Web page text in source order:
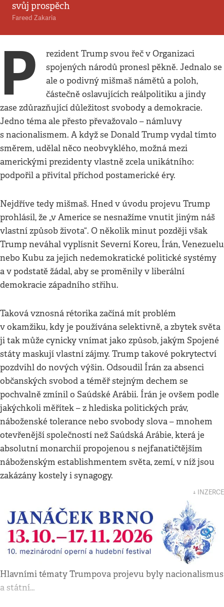
svůj prospěch
Fareed Zakaria
P
rezident Trump svou řeč v Organizaci
spojených národů pronesl pěkně. Jednalo se
ale o podivný mišmaš námětů a poloh,
částečně oslavujících reálpolitiku a jindy
zase zdůrazňující důležitost svobody a demokracie.
Jedno téma ale přesto převažovalo – námluvy
s nacionalismem. A když se Donald Trump vydal tímto
směrem, udělal něco neobvyklého, možná mezi
americkými prezidenty vlastně zcela unikátního:
podpořil a přivítal příchod postamerické éry.
Nejdříve tedy mišmaš. Hned v úvodu projevu Trump
prohlásil, že „v Americe se nesnažíme vnutit jiným náš
vlastní způsob života“. O několik minut později však
Trump neváhal vyplísnit Severní Koreu, Írán, Venezuelu
nebo Kubu za jejich nedemokratické politické systémy
a v podstatě žádal, aby se proměnily v liberální
demokracie západního střihu.
Taková vznosná rétorika začíná mít problém
v okamžiku, kdy je používána selektivně, a zbytek světa
ji tak může cynicky vnímat jako způsob, jakým Spojené
státy maskují vlastní zájmy. Trump takové pokrytectví
pozdvihl do nových výšin. Odsoudil Írán za absenci
občanských svobod a téměř stejným dechem se
pochvalně zmínil o Saúdské Arábii. Írán je ovšem podle
jakýchkoli měřítek – z hlediska politických práv,
náboženské tolerance nebo svobody slova – mnohem
otevřenější společností než Saúdská Arábie, která je
absolutní monarchií propojenou s nejfanatičtějším
náboženským establishmentem světa, zemí, v níž jsou
zakázány kostely i synagogy.
↓ INZERCE
Hlavními tématy Trumpova projevu byly nacionalismus
a státní…